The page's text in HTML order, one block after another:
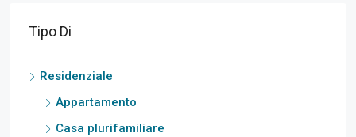
Tipo Di
Residenziale
Appartamento
Casa plurifamiliare